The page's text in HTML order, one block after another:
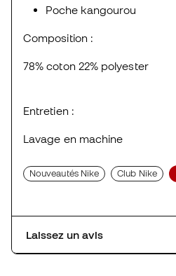
Poche kangourou
Composition :
78% coton 22% polyester
Entretien :
Lavage en machine
Nouveautés Nike Club Nike
Laissez un avis